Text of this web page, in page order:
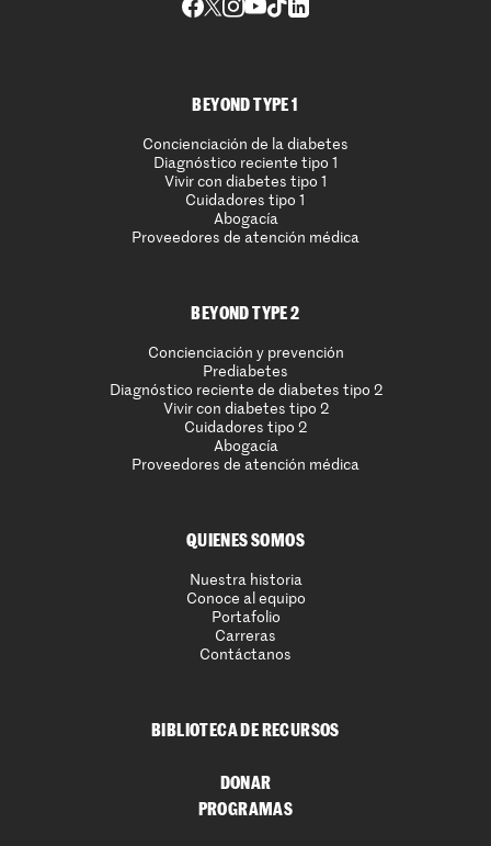
BEYOND TYPE 1
Concienciación de la diabetes
Diagnóstico reciente tipo 1
Vivir con diabetes tipo 1
Cuidadores tipo 1
Abogacía
Proveedores de atención médica
BEYOND TYPE 2
Concienciación y prevención
Prediabetes
Diagnóstico reciente de diabetes tipo 2
Vivir con diabetes tipo 2
Cuidadores tipo 2
Abogacía
Proveedores de atención médica
QUIENES SOMOS
Nuestra historia
Conoce al equipo
Portafolio
Carreras
Contáctanos
BIBLIOTECA DE RECURSOS
DONAR
PROGRAMAS